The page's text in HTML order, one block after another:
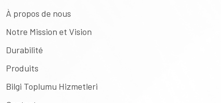
À propos de nous
Notre Mission et Vision
Durabilité
Produits
Bilgi Toplumu Hizmetleri